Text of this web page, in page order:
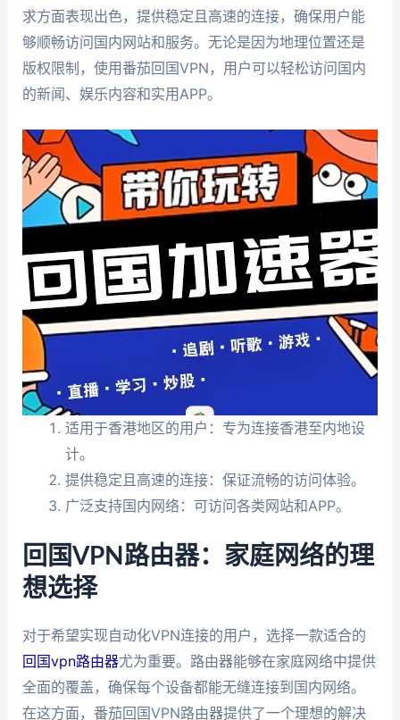
求方面表现出色，提供稳定且高速的连接，确保用户能
够顺畅访问国内网站和服务。无论是因为地理位置还是
版权限制，使用番茄回国VPN，用户可以轻松访问国内
的新闻、娱乐内容和实用APP。
适用于香港地区的用户：专为连接香港至内地设
计。
提供稳定且高速的连接：保证流畅的访问体验。
广泛支持国内网络：可访问各类网站和APP。
回国VPN路由器：家庭网络的理
想选择
对于希望实现自动化VPN连接的用户，选择一款适合的
回国vpn路由器尤为重要。路由器能够在家庭网络中提供
全面的覆盖，确保每个设备都能无缝连接到国内网络。
在这方面，番茄回国VPN路由器提供了一个理想的解决